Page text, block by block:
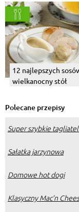
12 najlepszych
wielkanocny stół
Polecane przepisy
Super szybkie
Sałatka jarzynowa
Domowe hot dogi
Klasyczny Mac’n